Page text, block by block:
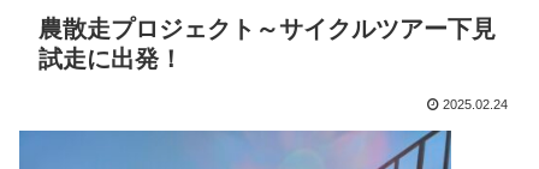
農散走プロジェクト～サイクルツアー下見
試走に出発！
2025.02.24